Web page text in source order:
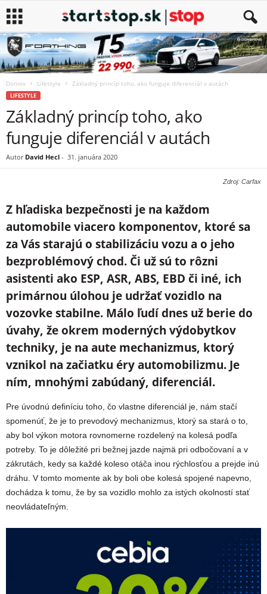
Domov Lifestyle Základný princíp toho, ako funguje diferenciál v autách
LIFESTYLE
Základný princíp toho, ako
funguje diferenciál v autách
Autor David Hecl - 31. januára 2020
Zdroj: Carfax
Z hľadiska bezpečnosti je na každom
automobile viacero komponentov, ktoré sa
za Vás starajú o stabilizáciu vozu a o jeho
bezproblémový chod. Či už sú to rôzni
asistenti ako ESP, ASR, ABS, EBD či iné, ich
primárnou úlohou je udržať vozidlo na
vozovke stabilne. Málo ľudí dnes už berie do
úvahy, že okrem moderných výdobytkov
techniky, je na aute mechanizmus, ktorý
vznikol na začiatku éry automobilizmu. Je
ním, mnohými zabúdaný, diferenciál.
Pre úvodnú definíciu toho, čo vlastne diferenciál je, nám stačí
spomenúť, že je to prevodový mechanizmus, ktorý sa stará o to,
aby bol výkon motora rovnomerne rozdelený na kolesá podľa
potreby. To je dôležité pri bežnej jazde najmä pri odbočovaní a v
zákrutách, kedy sa každé koleso otáča inou rýchlosťou a prejde inú
dráhu. V tomto momente ak by boli obe kolesá spojené napevno,
dochádza k tomu, že by sa vozidlo mohlo za istých okolností stať
neovládateľným.